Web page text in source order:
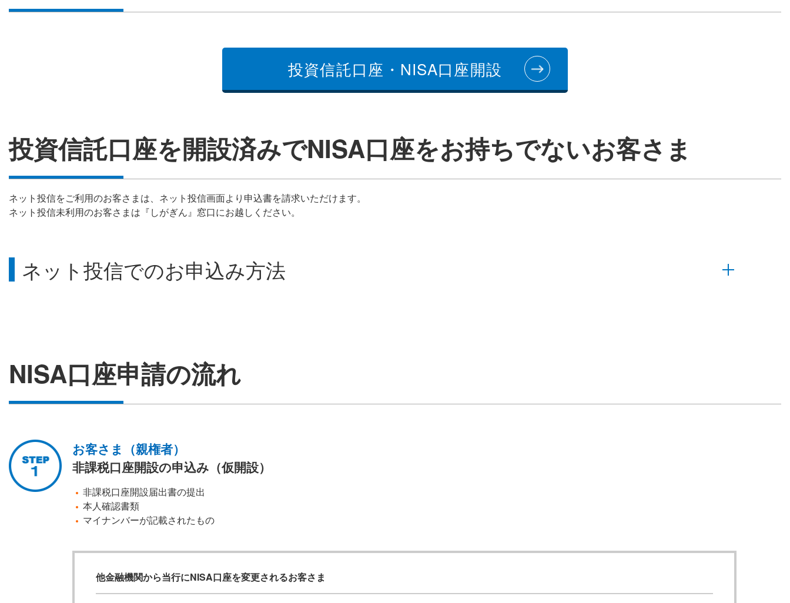
投資信託口座・NISA口座開設
投資信託口座を開設済みでNISA口座をお持ちでないお客さま
ネット投信をご利用のお客さまは、ネット投信画面より申込書を請求いただけます。
ネット投信未利用のお客さまは『しがぎん』窓口にお越しください。
ネット投信でのお申込み方法
NISA口座申請の流れ
お客さま（親権者）
非課税口座開設の申込み（仮開設）
非課税口座開設届出書の提出
本人確認書類
マイナンバーが記載されたもの
他金融機関から当行にNISA口座を変更されるお客さま